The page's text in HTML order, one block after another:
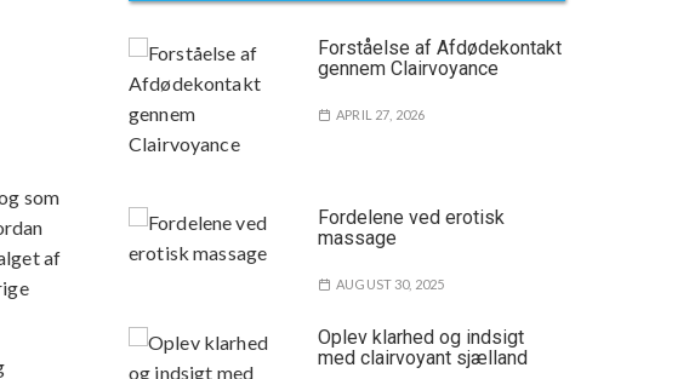
som
af
Forståelse af Afdødekontakt
gennem Clairvoyance
APRIL 27, 2026
Fordelene ved erotisk
massage
AUGUST 30, 2025
Oplev klarhed og indsigt
med clairvoyant sjælland